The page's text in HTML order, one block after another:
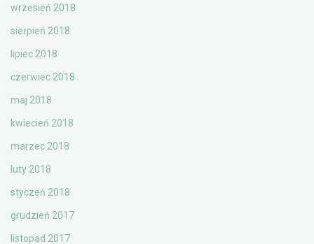
wrzesień 2018
sierpień 2018
lipiec 2018
czerwiec 2018
maj 2018
kwiecień 2018
marzec 2018
luty 2018
styczeń 2018
grudzień 2017
listopad 2017